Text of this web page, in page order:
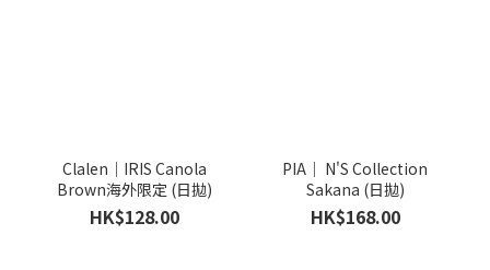
Clalen｜IRIS Canola
Brown海外限定 (日拋)
HK$128.00
PIA｜ N'S Collection
Sakana (日拋)
HK$168.00